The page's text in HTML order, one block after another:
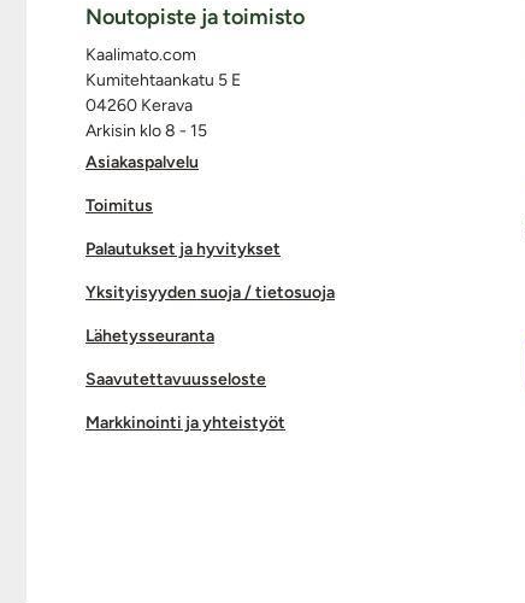
Asiakaspalvelu
Toimitus
Palautukset ja hyvitykset
Yksityisyyden suoja / tietosuoja
Lähetysseuranta
Saavutettavuusseloste
Markkinointi ja yhteistyöt
Noutopiste ja toimisto
Kaalimato.com
Kumitehtaankatu 5 E
04260 Kerava
Arkisin klo 8 - 15